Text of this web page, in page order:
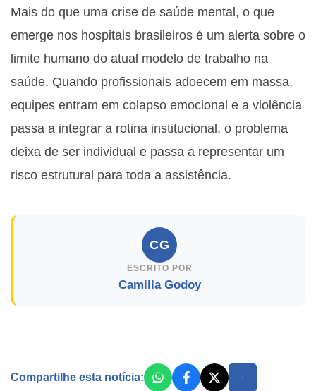
Mais do que uma crise de saúde mental, o que
emerge nos hospitais brasileiros é um alerta sobre o
limite humano do atual modelo de trabalho na
saúde. Quando profissionais adoecem em massa,
equipes entram em colapso emocional e a violência
passa a integrar a rotina institucional, o problema
deixa de ser individual e passa a representar um
risco estrutural para toda a assistência.
CG
ESCRITO POR
Camilla Godoy
Compartilhe esta notícia: